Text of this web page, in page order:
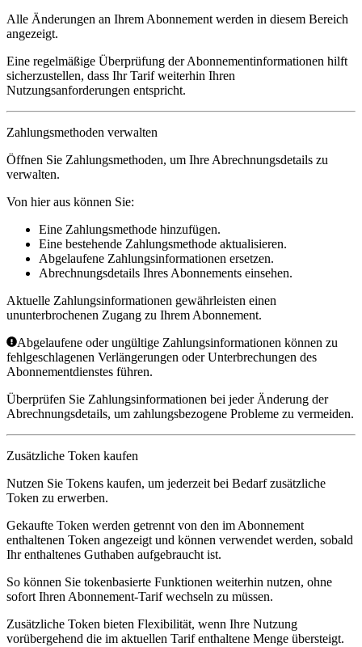
Alle Änderungen an Ihrem Abonnement werden in diesem Bereich
angezeigt.
Eine regelmäßige Überprüfung der Abonnementinformationen hilft
sicherzustellen, dass Ihr Tarif weiterhin Ihren
Nutzungsanforderungen entspricht.
Zahlungsmethoden verwalten
Öffnen Sie Zahlungsmethoden, um Ihre Abrechnungsdetails zu
verwalten.
Von hier aus können Sie:
Eine Zahlungsmethode hinzufügen.
Eine bestehende Zahlungsmethode aktualisieren.
Abgelaufene Zahlungsinformationen ersetzen.
Abrechnungsdetails Ihres Abonnements einsehen.
Aktuelle Zahlungsinformationen gewährleisten einen
ununterbrochenen Zugang zu Ihrem Abonnement.
Abgelaufene oder ungültige Zahlungsinformationen können zu
fehlgeschlagenen Verlängerungen oder Unterbrechungen des
Abonnementdienstes führen.
Überprüfen Sie Zahlungsinformationen bei jeder Änderung der
Abrechnungsdetails, um zahlungsbezogene Probleme zu vermeiden.
Zusätzliche Token kaufen
Nutzen Sie Tokens kaufen, um jederzeit bei Bedarf zusätzliche
Token zu erwerben.
Gekaufte Token werden getrennt von den im Abonnement
enthaltenen Token angezeigt und können verwendet werden, sobald
Ihr enthaltenes Guthaben aufgebraucht ist.
So können Sie tokenbasierte Funktionen weiterhin nutzen, ohne
sofort Ihren Abonnement-Tarif wechseln zu müssen.
Zusätzliche Token bieten Flexibilität, wenn Ihre Nutzung
vorübergehend die im aktuellen Tarif enthaltene Menge übersteigt.